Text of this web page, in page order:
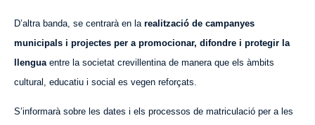
D’altra banda, se centrarà en la realització de campanyes
municipals i projectes per a promocionar, difondre i protegir la
llengua entre la societat crevillentina de manera que els àmbits
cultural, educatiu i social es vegen reforçats.
S’informarà sobre les dates i els processos de matriculació per a les